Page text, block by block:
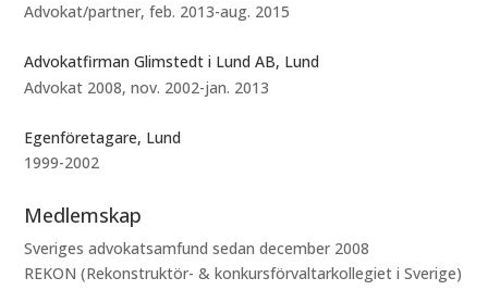
Advokat/partner, feb. 2013-aug. 2015
Advokatfirman Glimstedt i Lund AB, Lund
Advokat 2008, nov. 2002-jan. 2013
Egenföretagare, Lund
1999-2002
Medlemskap
Sveriges advokatsamfund sedan december 2008
REKON (Rekonstruktör- & konkursförvaltarkollegiet i Sverige)